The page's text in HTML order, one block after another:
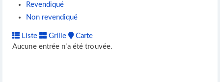
Revendiqué
Non revendiqué
Liste Grille
Carte
Aucune entrée n’a été trouvée.